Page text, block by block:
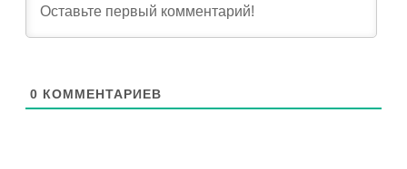
0 КОММЕНТАРИЕВ